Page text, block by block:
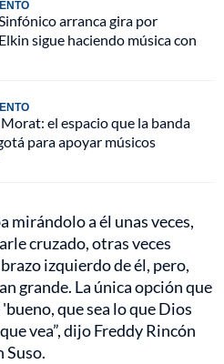
arranca gira por
sigue haciendo música con
Morat: el espacio que la banda
para apoyar músicos
mirándolo a él unas veces,
cruzado, otras veces
izquierdo de él, pero,
grande. La única opción que
que sea lo que Dios
vea”, dijo Freddy Rincón
Suso.